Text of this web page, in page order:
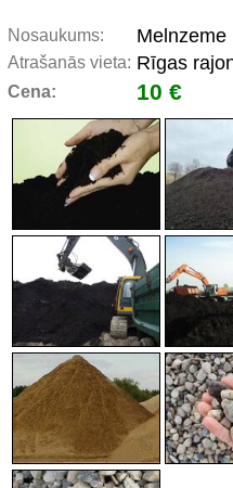
Nosaukums: Melnzeme
Atrašanās vieta: Rīgas
Cena: 10 €